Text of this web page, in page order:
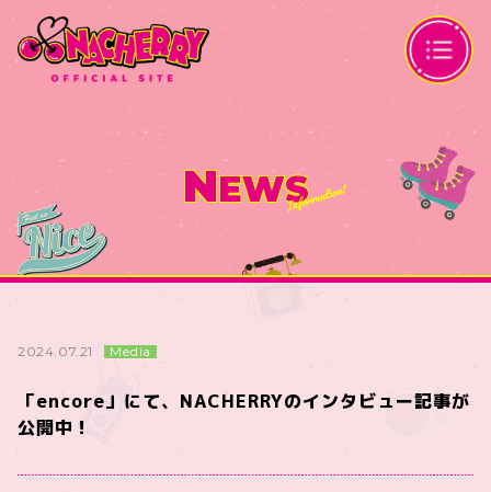
NEWS
2024.07.21 Media
「encore」にて、NACHERRYのインタビュー記事が
公開中！